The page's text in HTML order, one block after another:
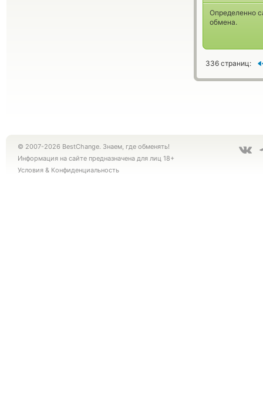
Определенно
обмена.
336 страниц:
© 2007-2026 BestChange. Знаем, где обменять!
Информация на сайте предназначена для лиц 18+
Условия & Конфиденциальность